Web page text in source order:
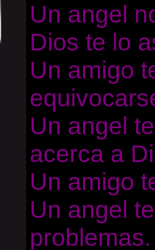
Un angel
Dios te lo
Un amigo
Un angel
acerca a
Un amigo
Un angel
problemas.